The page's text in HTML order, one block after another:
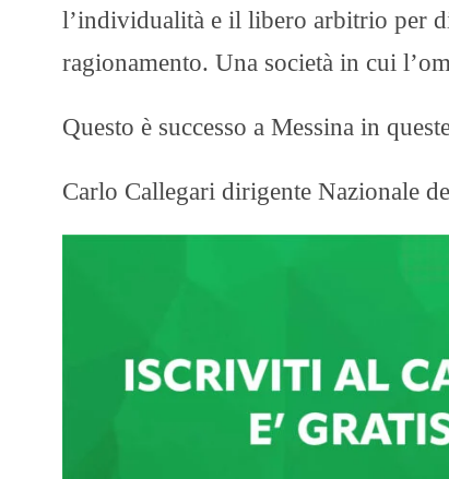
l’individualità e il libero arbitrio per
ragionamento. Una società in cui
Questo è successo a Messina in
Carlo Callegari dirigente Nazionale